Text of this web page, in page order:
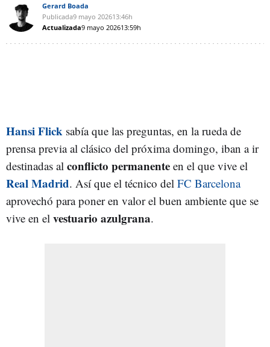
Gerard Boada
Publicada9 mayo 202613:46h
Actualizada9 mayo 202613:59h
Hansi Flick sabía que las preguntas, en la rueda de
prensa previa al clásico del próxima domingo, iban a ir
destinadas al conflicto permanente en el que vive el
Real Madrid. Así que el técnico del FC Barcelona
aprovechó para poner en valor el buen ambiente que se
vive en el vestuario azulgrana.